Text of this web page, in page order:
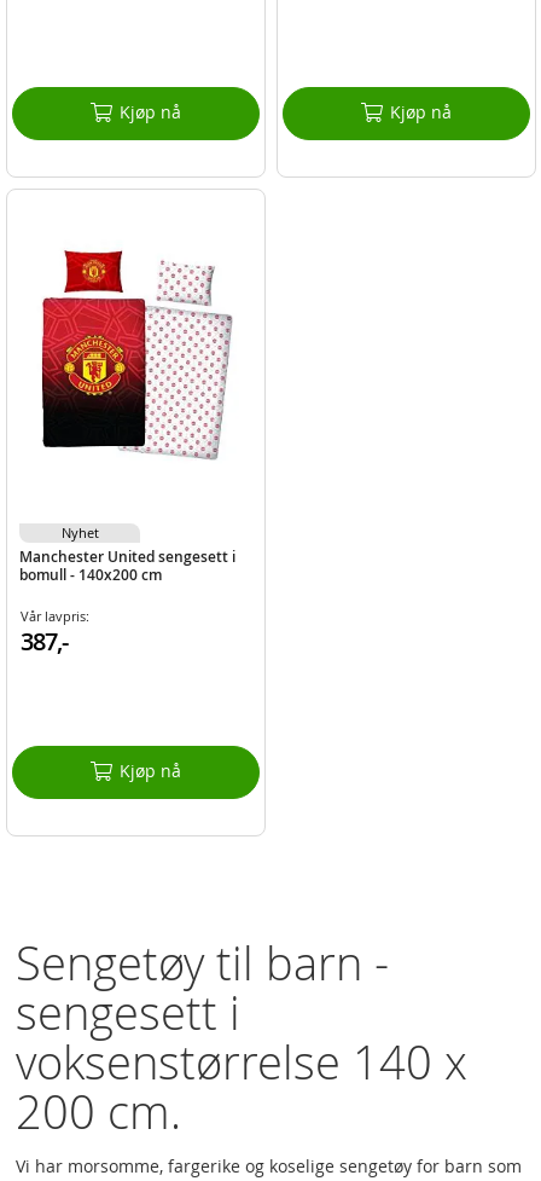
Kjøp nå Kjøp nå
Manchester United sengesett i
bomull - 140x200 cm
Vår lavpris:
387,-
Kjøp nå
Nyhet
Sengetøy til barn -
sengesett i
voksenstørrelse 140 x
200 cm.
Vi har morsomme, fargerike og koselige sengetøy for barn som